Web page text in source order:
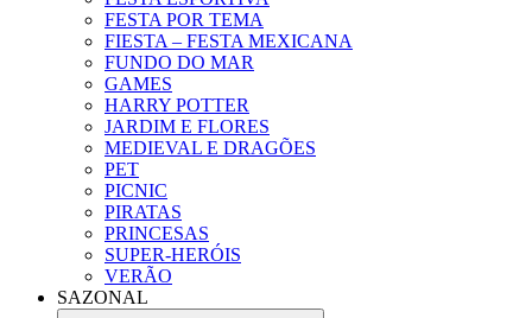
FESTA POR TEMA
FIESTA – FESTA MEXICANA
FUNDO DO MAR
GAMES
HARRY POTTER
JARDIM E FLORES
MEDIEVAL E DRAGÕES
PET
PICNIC
PIRATAS
PRINCESAS
SUPER-HERÓIS
VERÃO
SAZONAL